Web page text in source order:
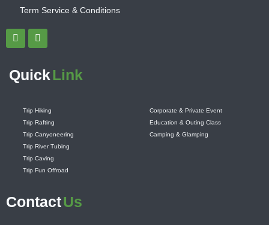
Term Service & Conditions
QuickLink
Trip Hiking
Trip Rafting
Trip Canyoneering
Trip River Tubing
Trip Caving
Trip Fun Offroad
Corporate & Private Event
Education & Outing Class
Camping & Glamping
ContactUs